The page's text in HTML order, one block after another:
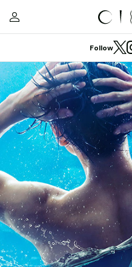
Follow